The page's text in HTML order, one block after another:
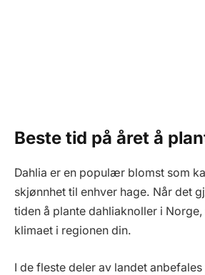
Beste tid på året å
Dahlia er en populær blomst som
skjønnhet til enhver hage. Når det
tiden å plante dahliaknoller i
klimaet i regionen din.
I de fleste deler av landet